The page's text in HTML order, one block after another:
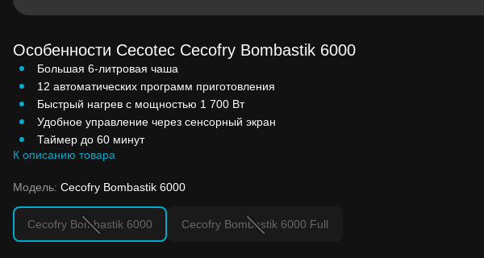
Особенности Cecotec Cecofry Bombastik 6000
Большая 6-литровая чаша
12 автоматических программ приготовления
Быстрый нагрев с мощностью 1 700 Вт
Удобное управление через сенсорный экран
Таймер до 60 минут
К описанию товара
Модель: Cecofry Bombastik 6000
Cecofry Bombastik 6000 Cecofry Bombastik 6000 Full